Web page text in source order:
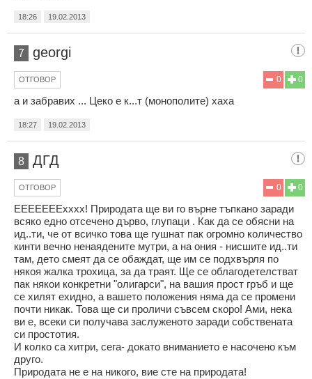
18:26 19.02.2013
7 georgi
0
0
ОТГОВОР
а и забравих ... Цеко е к...т (монополите) хаха
18:27 19.02.2013
8 ДГД
0
0
ОТГОВОР
ЕЕЕЕЕЕЕхххх! Природата ще ви го върне тъпкано заради
всяко едно отсечено дърво, глупаци . Как да се обясни на
ид..ти, че от всичко това ще гушнат пак огромно количество
кинти вечно ненаядените мутри, а на ония - нисшите ид..ти
там, дето смеят да се обаждат, ще им се подхвърля по
някоя жалка трохица, за да траят. Ще се облагодетелстват
пак някои конкретни "олигарси", на вашия прост гръб и ще
се хилят ехидно, а вашето положения няма да се промени
почти никак. Това ще си проличи съвсем скоро! Ами, нека
ви е, всеки си получава заслуженото заради собствената
си простотия.
И колко са хитри, сега- докато вниманието е насочено към
друго.
Природата не е на никого, вие сте на природата!